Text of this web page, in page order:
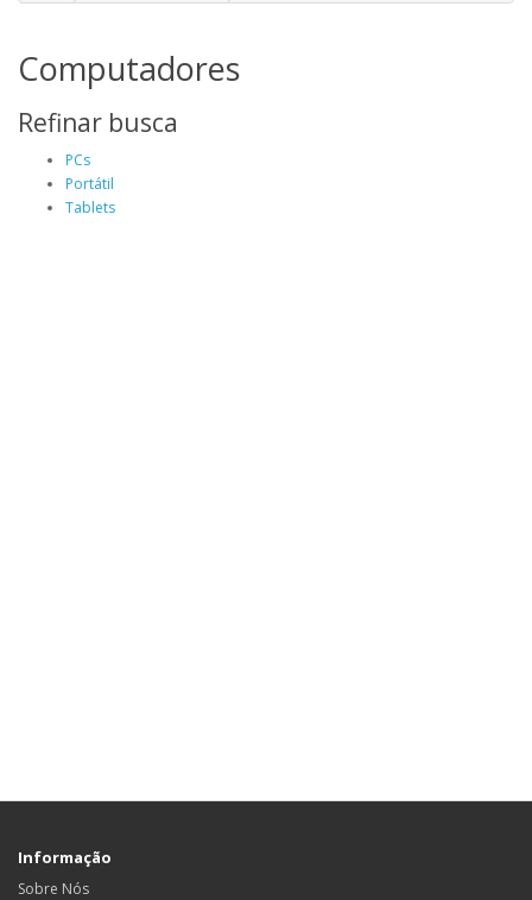
Computadores
Refinar busca
PCs
Portátil
Tablets
Informação
Sobre Nós